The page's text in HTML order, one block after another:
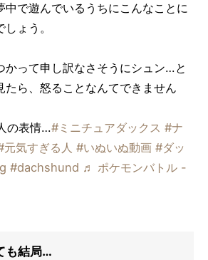
中で遊んでいるうちにこんなことに
ょう。
かって申し訳なさそうにシュン…と
たら、怒ることなんてできません
の表情…#ミニチュアダックス #ナ
元気すぎる人 #いぬいぬ動画 #ダッ
#dachshund ♬ ポケモンバトル -
も結局…